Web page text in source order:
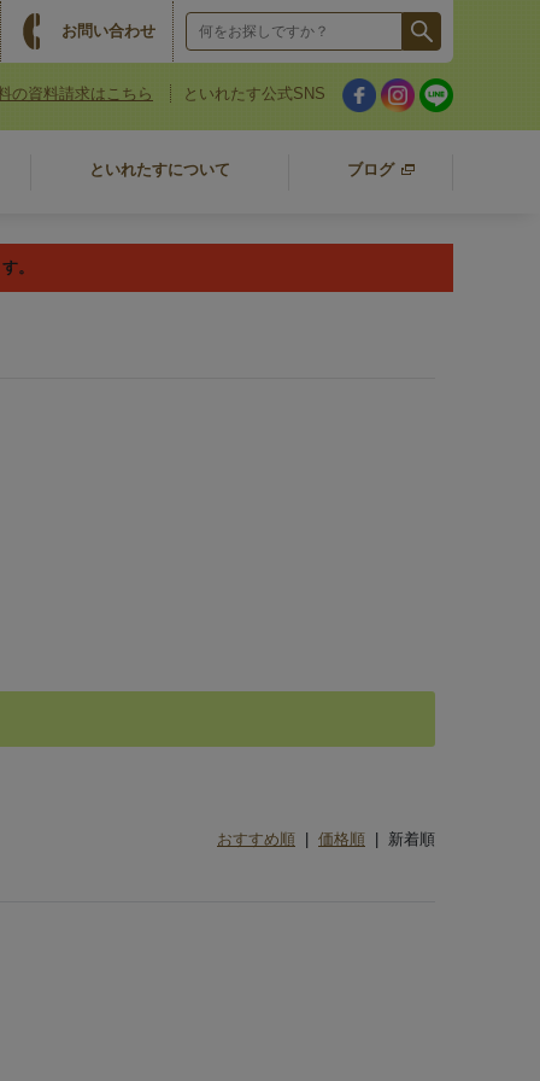
お問い合わせ
の資料請求はこちら といれたす公式SNS
といれたすについて ブログ
。
おすすめ順 価格順 | 新着順